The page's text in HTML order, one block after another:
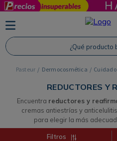
¿Qué producto buscas?
Dermocosmética
REDUCTORES Y
Encuentra reductores y
cremas antiestrías y
para elegir la más
Filtros
TÉRMINOS MÁS BUSCADOS
1. Protector Solar
2. Proteina
Shampoo